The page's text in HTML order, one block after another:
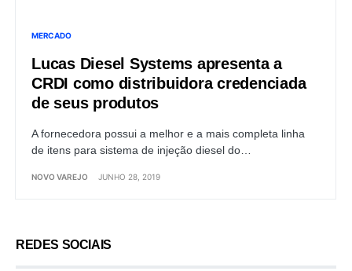
MERCADO
Lucas Diesel Systems apresenta a
CRDI como distribuidora credenciada
de seus produtos
A fornecedora possui a melhor e a mais completa linha
de itens para sistema de injeção diesel do…
NOVO VAREJO JUNHO 28, 2019
REDES SOCIAIS